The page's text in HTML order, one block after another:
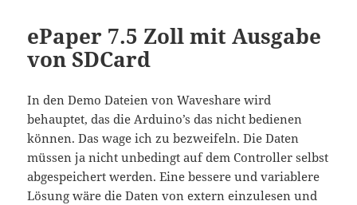
ePaper 7.5 Zoll mit Ausgabe
von SDCard
In den Demo Dateien von Waveshare wird
behauptet, das die Arduino’s das nicht bedienen
können. Das wage ich zu bezweifeln. Die Daten
müssen ja nicht unbedingt auf dem Controller selbst
abgespeichert werden. Eine bessere und variablere
Lösung wäre die Daten von extern einzulesen und